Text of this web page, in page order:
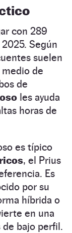
con 289
Según
suelen
de
de
les ayuda
horas de
es típico
, el Prius
Es
por su
híbrida o
en una
de bajo perfil.